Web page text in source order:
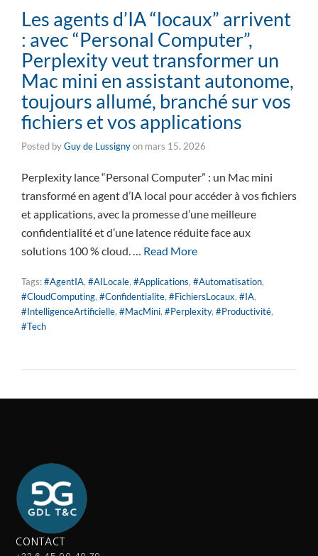
Les agents d’IA “locaux” arrivent
: avec “Personal Computer”,
Perplexity veut transformer un
Mac mini en assistant autonome,
toujours allumé, branché sur vos
fichiers et vos applications
Posted byGuy de Lussignyon mars 15, 2026
Perplexity lance “Personal Computer” : un Mac mini
transformé en agent d’IA local pour accéder à vos fichiers
et applications, avec la promesse d’une meilleure
confidentialité et d’une latence réduite face aux
solutions 100 % cloud. … Read More
Tags:#AgentIA, #AILocale, #Applications, #Automatisation,
#CloudComputing, #Confidentialite, #FichiersLocaux, #IA,
#IntelligenceArtificielle, #MacMini, #Perplexity, #Productivité,
#Tech
CONTACT